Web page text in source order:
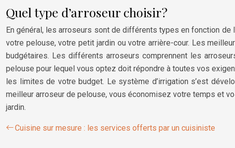
Quel type d’arroseur choisir?
En général, les arroseurs sont de différents types en fonction
votre pelouse, votre petit jardin ou votre arrière-cour. Les
budgétaires. Les différents arroseurs comprennent les
pelouse pour lequel vous optez doit répondre à toutes vos
les limites de votre budget. Le système d’irrigation s’est
meilleur arroseur de pelouse, vous économisez votre temps et
jardin.
Cuisine sur mesure : les services offerts par un cuisiniste